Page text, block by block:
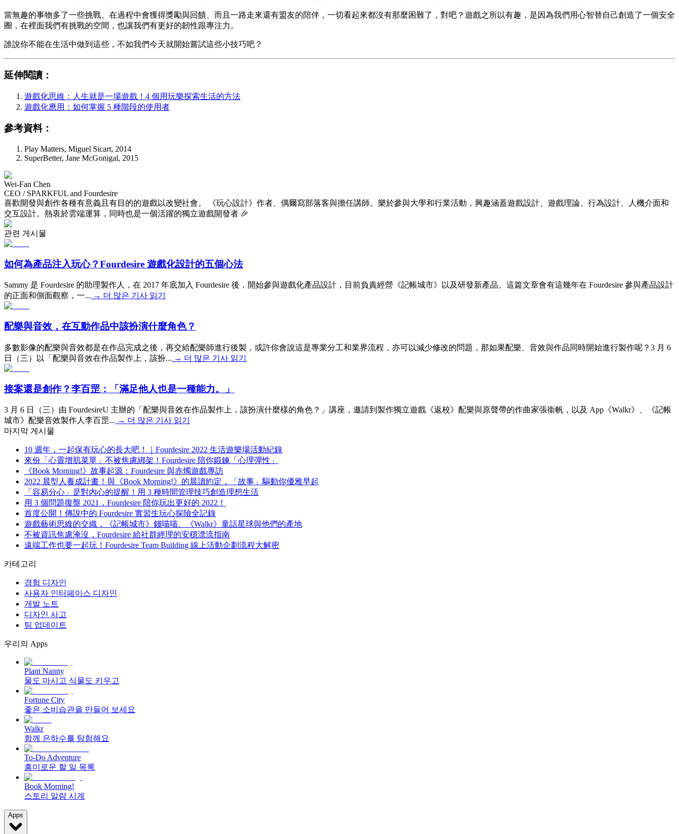
當無趣的事物多了一些挑戰、在過程中會獲得獎勵與回饋、而且一路走來還有盟友的陪伴，一切看起來都沒有那麼困難了，對吧？遊戲之所以有趣，是因為我們用心智替自己創造了一個安全
圈，在裡面我們有挑戰的空間，也讓我們有更好的韌性跟專注力。
誰說你不能在生活中做到這些，不如我們今天就開始嘗試這些小技巧吧？
延伸閱讀：
遊戲化思維：人生就是一場遊戲！4 個用玩樂探索生活的方法
遊戲化應用：如何掌握 5 種階段的使用者
參考資料：
Play Matters, Miguel Sicart, 2014
SuperBetter, Jane McGonigal, 2015
Wei-Fan Chen
CEO / SPARKFUL and Fourdesire
喜歡開發與創作各種有意義且有目的的遊戲以改變社會。 《玩心設計》作者、偶爾寫部落客與擔任講師。樂於參與大學和行業活動，興趣涵蓋遊戲設計、遊戲理論、行為設計、人機介面和
交互設計。熱衷於雲端運算，同時也是一個活躍的獨立遊戲開發者 🎉
관련 게시물
如何為產品注入玩心？Fourdesire 遊戲化設計的五個心法
Sammy 是 Fourdesire 的助理製作人，在 2017 年底加入 Fourdesire 後，開始參與遊戲化產品設計，目前負責經營《記帳城市》以及研發新產品。這篇文章會有這幾年在 Fourdesire 參與產品設計
的正面和側面觀察，一... → 더 많은 기사 읽기
配樂與音效，在互動作品中該扮演什麼角色？
多數影像的配樂與音效都是在作品完成之後，再交給配樂師進行後製，或許你會說這是專業分工和業界流程，亦可以減少修改的問題，那如果配樂、音效與作品同時開始進行製作呢？3 月 6
日（三）以「配樂與音效在作品製作上，該扮... → 더 많은 기사 읽기
接案還是創作？李百罡：「滿足他人也是一種能力。」
3 月 6 日（三）由 FourdesireU 主辦的「配樂與音效在作品製作上，該扮演什麼樣的角色？」講座，邀請到製作獨立遊戲《返校》配樂與原聲帶的作曲家張衞帆，以及 App《Walkr》、《記帳
城市》配樂音效製作人李百罡... → 더 많은 기사 읽기
마지막 게시물
10 週年，一起保有玩心的長大吧！｜Fourdesire 2022 生活遊樂場活動紀錄
來份「心靈增肌菜單」不被焦慮綁架！Fourdesire 陪你鍛鍊「心理彈性」
《Book Morning!》故事起源：Fourdesire 與赤燭遊戲專訪
2022 晨型人養成計畫！與《Book Morning!》的晨讀約定，「故事」驅動你優雅早起
「容易分心」是對內心的提醒！用 3 種時間管理技巧創造理想生活
用 3 個問題復盤 2021，Fourdesire 陪你玩出更好的 2022！
首度公開！傳說中的 Fourdesire 實習生玩心探險全記錄
遊戲藝術思維的交織，《記帳城市》錢喵喵、《Walkr》童話星球與他們的產地
不被資訊焦慮淹沒，Fourdesire 給社群經理的安穩漂流指南
遠端工作也要一起玩！Fourdesire Team Building 線上活動企劃流程大解密
카테고리
경험 디자인
사용자 인터페이스 디자인
개발 노트
디자인 사고
팀 업데이트
우리의 Apps
Plant Nanny
물도 마시고 식물도 키우고
Fortune City
좋은 소비습관을 만들어 보세요
Walkr
함께 은하수를 탐험해요
To-Do Adventure
흥미로운 할 일 목록
Book Morning!
스토리 알람 시계
Apps